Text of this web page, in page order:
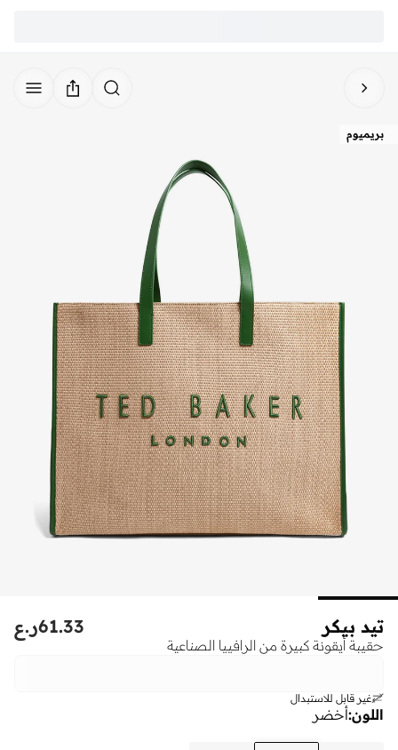
بريميوم
تيد بيكر
حقيبة أيقونة كبيرة من الرافييا الصناعية
ر.ع61.33
غير قابل للاستبدال
اللون:أخضر